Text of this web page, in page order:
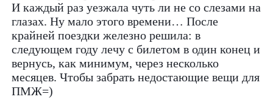
И каждый раз уезжала чуть ли не со слезами на
глазах. Ну мало этого времени… После
крайней поездки железно решила: в
следующем году лечу с билетом в один конец и
вернусь, как минимум, через несколько
месяцев. Чтобы забрать недостающие вещи для
ПМЖ=)